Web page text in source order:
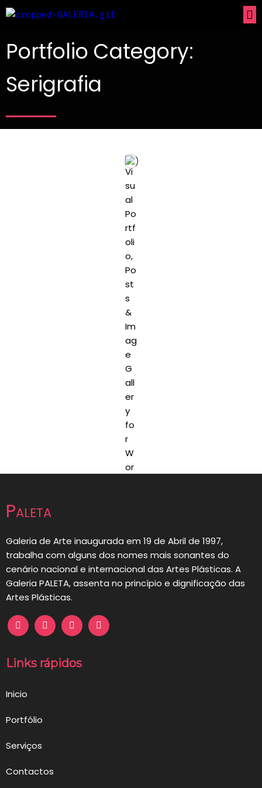
Portfolio Category:
Serigrafia
Paleta
Galeria de Arte inaugurada em 19 de Abril de 1997,
trabalha com alguns dos nomes mais sonantes do
cenário nacional e internacional das Artes Plásticas. A
Galeria PALETA, assenta no princípio e dignificação das
Artes Plásticas.
Links rápidos
Inicio
Portfólio
Serviços
Contactos